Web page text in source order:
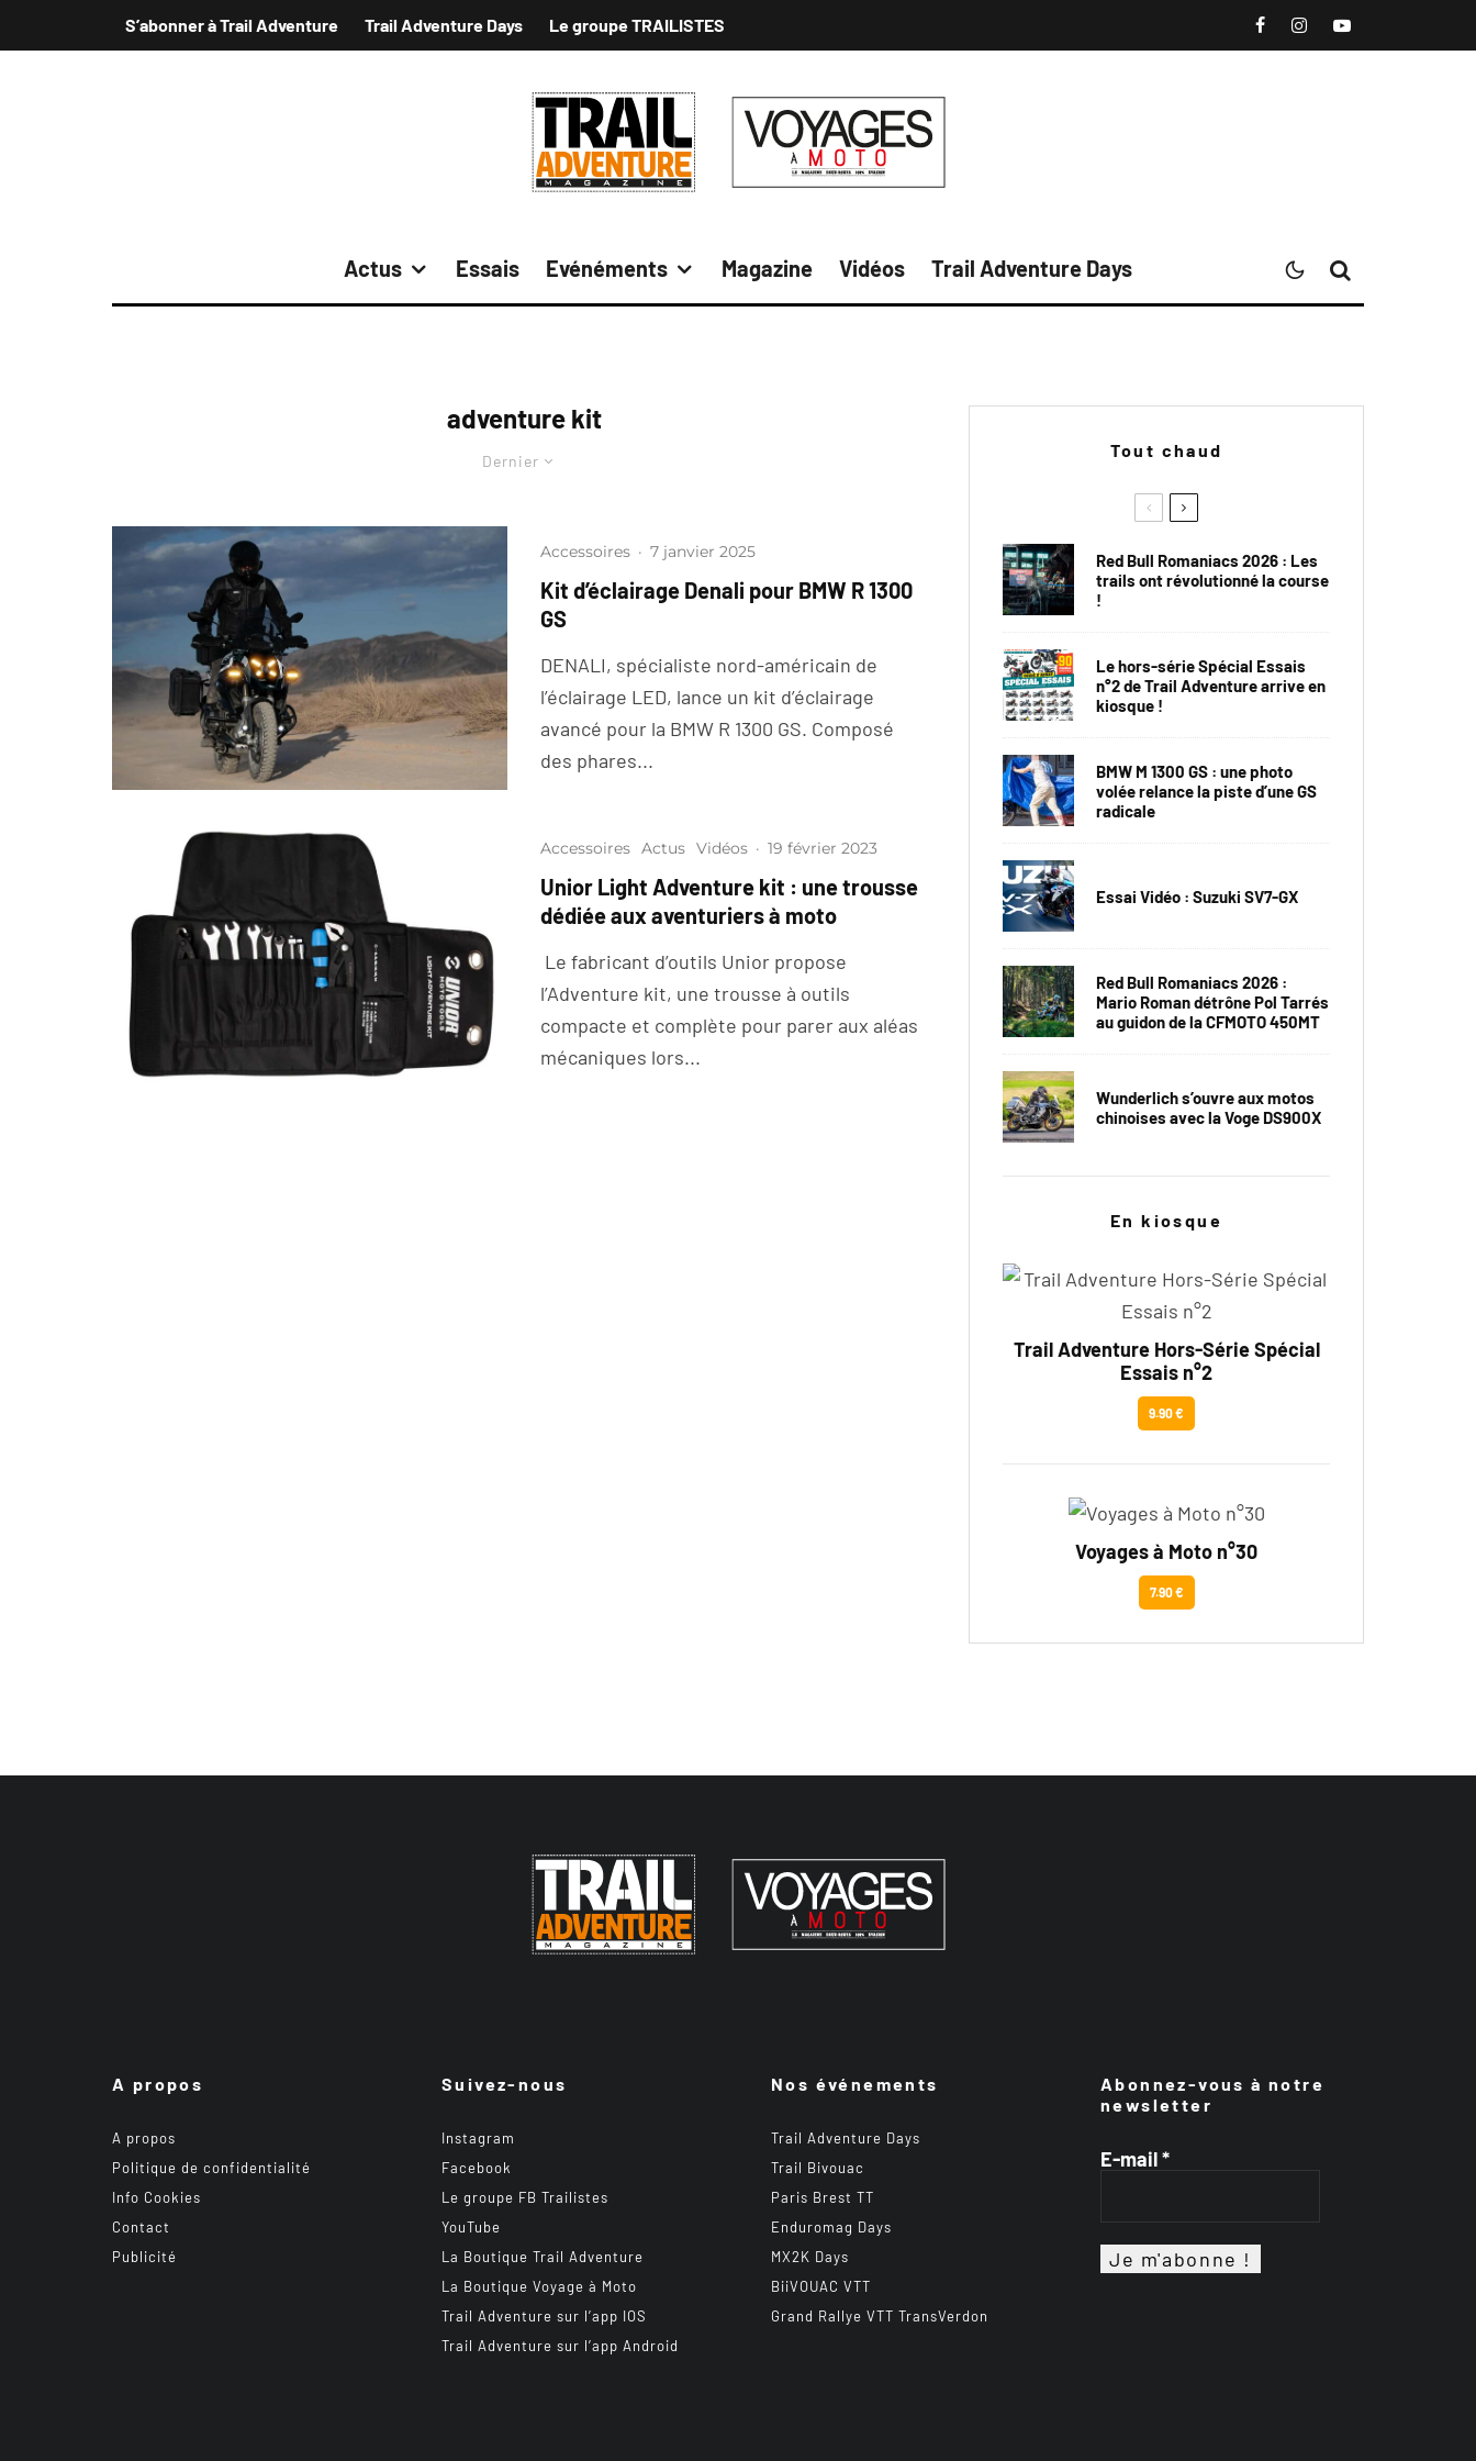
S’abonner à Trail Adventure Trail Adventure Days Le groupe TRAILISTES
Actus Essais Evénéments Magazine Vidéos Trail Adventure Days
adventure kit
Dernier
Accessoires · 7 janvier 2025
Kit d’éclairage Denali pour BMW R 1300
GS
DENALI, spécialiste nord-américain de
l’éclairage LED, lance un kit d’éclairage
avancé pour la BMW R 1300 GS. Composé
des phares...
Accessoires Actus Vidéos · 19 février 2023
Unior Light Adventure kit : une trousse
dédiée aux aventuriers à moto
Le fabricant d’outils Unior propose
l’Adventure kit, une trousse à outils
compacte et complète pour parer aux aléas
mécaniques lors...
Tout chaud
Red Bull Romaniacs 2026 : Les
trails ont révolutionné la course
!
Le hors-série Spécial Essais
n°2 de Trail Adventure arrive en
kiosque !
BMW M 1300 GS : une photo
volée relance la piste d’une GS
radicale
Essai Vidéo : Suzuki SV7-GX
Red Bull Romaniacs 2026 :
Mario Roman détrône Pol Tarrés
au guidon de la CFMOTO 450MT
Wunderlich s’ouvre aux motos
chinoises avec la Voge DS900X
En kiosque
Trail Adventure Hors-Série Spécial
Essais n°2
9.90 €
Voyages à Moto n°30
7.90 €
A propos
A propos
Politique de confidentialité
Info Cookies
Contact
Publicité
Suivez-nous
Instagram
Facebook
Le groupe FB Trailistes
YouTube
La Boutique Trail Adventure
La Boutique Voyage à Moto
Trail Adventure sur l’app IOS
Trail Adventure sur l’app Android
Nos événements
Trail Adventure Days
Trail Bivouac
Paris Brest TT
Enduromag Days
MX2K Days
BiiVOUAC VTT
Grand Rallye VTT TransVerdon
Abonnez-vous à notre
newsletter
E-mail*